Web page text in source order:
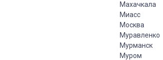
Махачкала
Миасс
Москва
Муравленко
Мурманск
Муром